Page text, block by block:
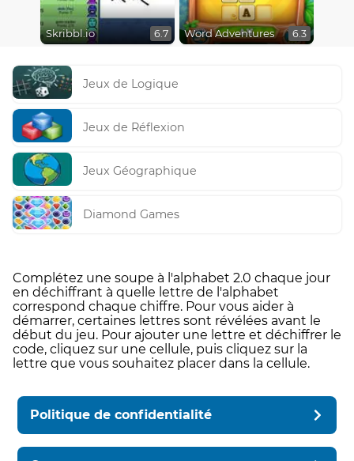
Skribbl.io 6.7 Word Adventures 6.3
Jeux de Logique
Jeux de Réflexion
Jeux Géographique
Diamond Games
Complétez une soupe à l'alphabet 2.0 chaque jour
en déchiffrant à quelle lettre de l'alphabet
correspond chaque chiffre. Pour vous aider à
démarrer, certaines lettres sont révélées avant le
début du jeu. Pour ajouter une lettre et déchiffrer le
code, cliquez sur une cellule, puis cliquez sur la
lettre que vous souhaitez placer dans la cellule.
Politique de confidentialité